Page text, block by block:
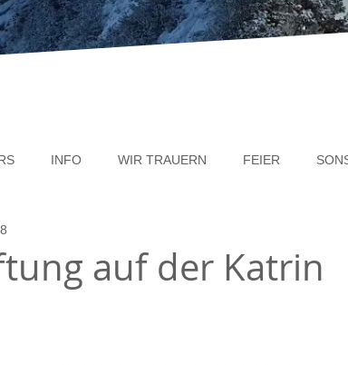
INFO WIR TRAUERN FEIER
auf der Katrin